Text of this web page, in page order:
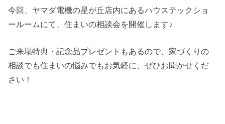
今回、ヤマダ電機の星が丘店内にあるハウステックショ
ールームにて、住まいの相談会を開催します♪
ご来場特典・記念品プレゼントもあるので、家づくりの
相談でも住まいの悩みでもお気軽に、ぜひお聞かせくだ
さい！